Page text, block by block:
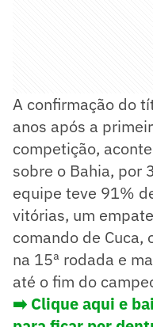
A confirmação do
anos após a
competição,
sobre o Bahia, por
equipe teve 91%
vitórias, um
comando de Cuca,
na 15ª rodada e
até o fim do
➡️ Clique aqui e